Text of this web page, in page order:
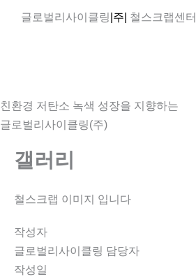
너
뛰
글로벌리사이클링|주| 철스크랩센터
친환경 저탄소 녹색 성장을 지향하는
글로벌리사이클링(주)
갤러리
철스크랩 이미지 입니다
작성자
글로벌리사이클링 담당자
작성일